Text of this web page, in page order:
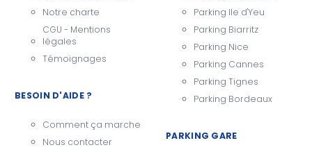
Notre charte
CGU - Mentions
légales
Témoignages
BESOIN D'AIDE ?
Comment ça marche
Nous contacter
Parking Ile d'Yeu
Parking Biarritz
Parking Nice
Parking Cannes
Parking Tignes
Parking Bordeaux
PARKING GARE